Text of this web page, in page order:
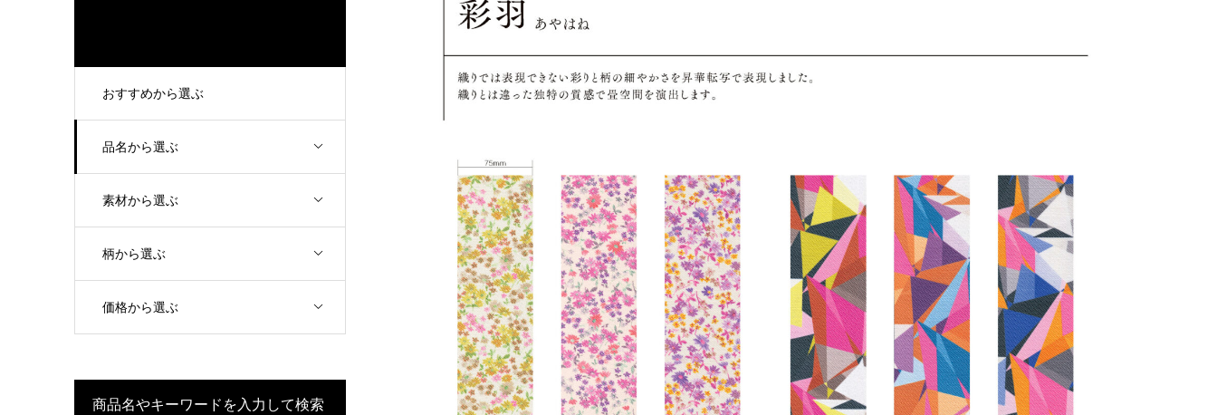
おすすめから選ぶ
品名から選ぶ
素材から選ぶ
柄から選ぶ
価格から選ぶ
商品名やキーワードを入力して検索